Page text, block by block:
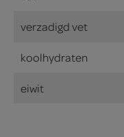
verzadigd vet
koolhydraten
eiwit